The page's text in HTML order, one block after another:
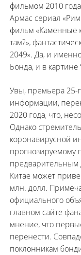
фильмом 2010
Армас сериал
фильм «Каменные
там?»,
2049». Да, и
Бонда, и в картине
Увы, премьера 25-
информации,
2020 года, что,
Однако
коронавирусной
прогнозируемому
предварительным
Китае может
млн. долл.
официального
главном сайте
мнение, что
перенести.
поклонникам